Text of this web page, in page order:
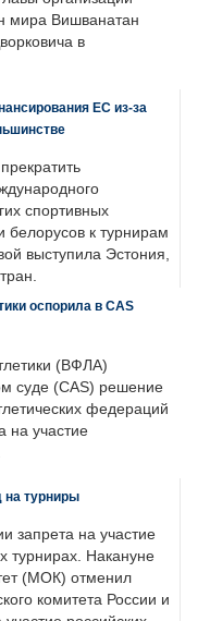
мира Вишванатан
в
ЕС из-за
спортивных
белорусов к турнирам
выступила Эстония,
оспорила в CAS
(ВФЛА)
суде (CAS) решение
федераций
на участие
на турниры
запрета на участие
турнирах. Накануне
(МОК) отменил
комитета России и